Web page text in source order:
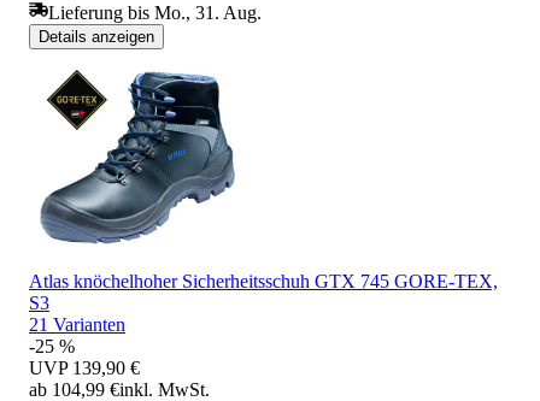
Lieferung bis Mo., 31. Aug.
Details anzeigen
Atlas knöchelhoher Sicherheitsschuh GTX 745 GORE-TEX,
S3
21 Varianten
-25 %
UVP 139,90 €
ab 104,99 €inkl. MwSt.